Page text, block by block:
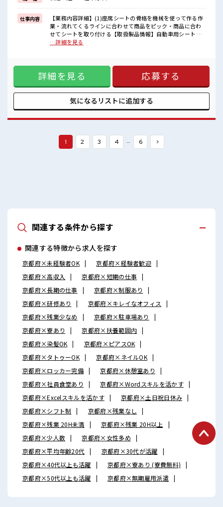
≪様々なお仕事をご提案≫
一人で悩まず気軽に相談できる、
派遣のお仕事です！
■職場の雰囲気
活気あふれる20代活躍中の職場です☆
しっかり休める休憩室あり！
オンオフの切替もできちゃう！
仕事内容
【業務内容詳細】(1)座席シートの骨格を機械を使って作る作
業・流れてくるラインに合わせて商品をピック・商品に合わ
せてシートを取り付ける【取扱製品情報】自動車用シート ■
お仕事PR ≪残業で収入アップ≫ 高収入を希望される方にオス
有)≪ラクラク制服アリ≫ 制服があるので、 毎日の服装の悩
み解消♪ ≪未経験OKの仕事≫ 新しいことにチャレンジする
のは不安だけど、 しっかり働く環境が整っています！ イチか
らスキルUP・ステップUP目指していきましょう！ ≪様々な
お仕事をご提案≫ 一人で悩まず気軽に相談できる、 派遣のお
仕事です！ ■職場の雰囲気 キバツ過ぎなければ髪色・髪型は
躍中の職場です☆ しっかり休める休憩室あり！ オンオフの切
…詳細を見る
詳細を見る 応募する
気になるリストに追加する
1 2 3 4 … 6 >
関連する条件から探す
関連する特徴から求人を探す
京都府×未経験者OK
京都府×経験者歓迎
京都府×高収入
京都府×短期の仕事
京都府×長期の仕事
京都府×制服あり
京都府×研修あり
京都府×キレイなオフィス
京都府×残業少なめ
京都府×駐車場あり
京都府×寮あり
京都府×扶養範囲内
京都府×染髪OK
京都府×ピアスOK
京都府×タトゥーOK
京都府×ネイルOK
京都府×ロッカー完備
京都府×休憩室あり
京都府×社員食堂あり
京都府×Wordスキルを活かす
京都府×Excelスキルを活かす
京都府×土日祝日休み
京都府×シフト制
京都府×残業なし
京都府×残業 20H未満
京都府×残業 20H以上
京都府×少人数
京都府×女性多め
京都府×平均年齢20代
京都府×30代が活躍
京都府×40代以上も活躍
京都府×寮あり (寮費無料)
京都府×50代以上も活躍
京都府×無期雇用派遣